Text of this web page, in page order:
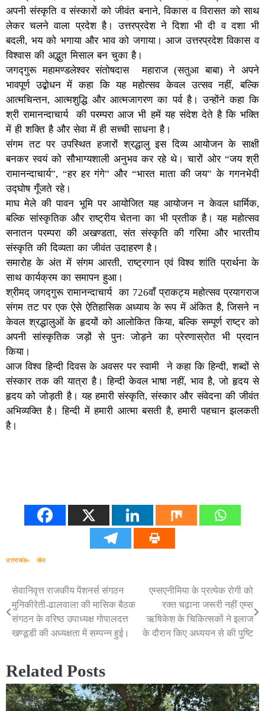
अपनी संस्कृति व संस्कारों को जीवंत बनाने, विकास व विरासत को साथ
लेकर चलने वाला प्रदेश है। उत्तरप्रदेश ने दिशा भी दी व दशा भी
बदली, भय को भगाया और भाव को जगाया। आज उत्तरप्रदेश विकास व
विश्वास की अद्भुत मिसाल बन चुका है।
जगद्गुरू महामण्डलेश्वर संतोषदास महाराज (सतुआ बाबा) ने अपने
भावपूर्ण उद्बोधन में कहा कि यह महोत्सव केवल उत्सव नहीं, बल्कि
आत्मचिन्तन, आत्मशुद्धि और आत्मजागरण का पर्व है। उन्होंने कहा कि
श्री रामानन्दाचार्य की परम्परा आज भी हमें यह संदेश देते है कि भक्ति
में ही शक्ति है और सेवा में ही सच्ची साधना है।
संगम तट पर उपस्थित हजारों श्रद्धालु इस दिव्य आयोजन के साक्षी
बनकर स्वयं को सौभाग्यशाली अनुभव कर रहे थे। चारों ओर “जय श्री
रामानन्दाचार्य”, “हर हर गंगे” और “भारत माता की जय” के गगनभेदी
उद्घोष गूँजते रहे।
माघ मेले की पावन भूमि पर आयोजित यह आयोजन न केवल धार्मिक,
बल्कि सांस्कृतिक और राष्ट्रीय चेतना का भी प्रतीक है। यह महोत्सव
सनातन परम्परा की अखण्डता, संत संस्कृति की गरिमा और भारतीय
संस्कृति की दिव्यता का जीवंत उदाहरण है।
समारोह के अंत में संगम आरती, राष्ट्रगान एवं विश्व शांति प्रार्थना के
साथ कार्यक्रम का समापन हुआ।
श्रीमद् जगद्गुरू रामानन्दाचार्य का 726वाँ प्राकट्य महोत्सव प्रयागराज
संगम तट पर एक ऐसे ऐतिहासिक अध्याय के रूप में अंकित है, जिसने न
केवल श्रद्धालुओं के हृदयों को आलोकित किया, बल्कि सम्पूर्ण राष्ट्र को
अपनी सांस्कृतिक जड़ों से पुनः जोड़ने का प्रेरणास्रोत भी प्रदान
किया।
आज विश्व हिन्दी दिवस के अवसर पर स्वामी ने कहा कि हिन्दी, शब्दों से
संस्कार तक की यात्रा है। हिन्दी केवल भाषा नहीं, भाव है, जो हृदय से
हृदय को जोड़ती है। यह हमारी संस्कृति, संस्कार और संवेदना की जीवंत
अभिव्यक्ति है। हिन्दी में हमारी आत्मा बसती है, हमारी पहचान झलकती
है।
उत्तराखंड खेल
Post
navigation
सेवानिवृत्त राजकीय पेंशनर्स संगठन
मुनिकीरेती-ढालवाला की मासिक बैठक
संगठन के वरिष्ठ उपाध्यक्ष गोपालदत्त
खण्डूडी की अध्यक्षता में सम्पन्न हुई।
एम्सएनीमिया के प्रत्येक रोगी को
रक्त चढ़ाना जरूरी नहीं एम्स
ऋषिकेश के चिकित्सकों ने इलाज
के दौरान किए अध्ययन से की पुष्टि
Related Posts